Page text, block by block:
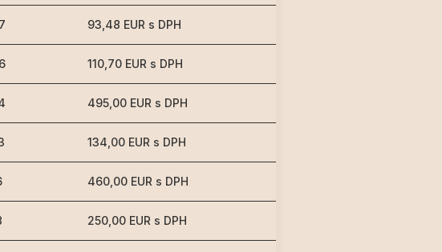
93,48 EUR s DPH
110,70 EUR s DPH
495,00 EUR s DPH
134,00 EUR s DPH
460,00 EUR s DPH
250,00 EUR s DPH